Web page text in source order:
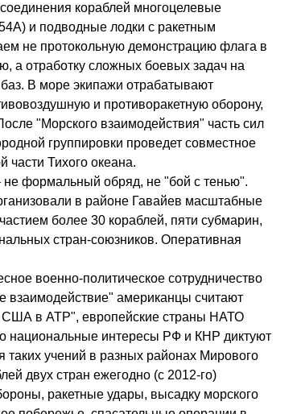
кораблей многоцелевые
и подводные лодки с ракетным
не протокольную демонстрацию флага в
а отработку сложных боевых задач на
В море экипажи отрабатывают
и противоракетную оборону,
"Морского взаимодействия" часть сил
группировки проведет совместное
части Тихого океана.
формальный обряд, не "бой с тенью".
в районе Гавайев масштабные
более 30 кораблей, пяти субмарин,
стран-союзников. Оперативная
военно-политическое сотрудничество
взаимодействие" американцы считают
в АТР", европейские страны НАТО
национальные интересы РФ и КНР диктуют
таких учений в разных районах Мирового
двух стран ежегодно (с 2012-го)
ракетные удары, высадку морского